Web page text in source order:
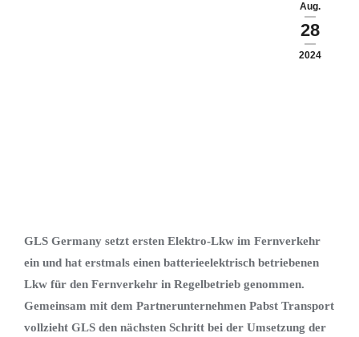
Aug.
28
2024
GLS Germany setzt ersten Elektro-Lkw im Fernverkehr
ein und hat erstmals einen batterieelektrisch betriebenen
Lkw für den Fernverkehr in Regelbetrieb genommen.
Gemeinsam mit dem Partnerunternehmen Pabst Transport
vollzieht GLS den nächsten Schritt bei der Umsetzung der